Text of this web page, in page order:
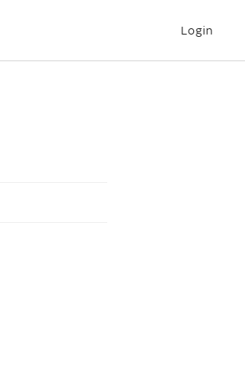
Login